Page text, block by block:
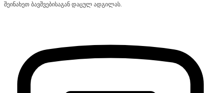
შეინახეთ ბავშვებისაგან დაცულ ადგილას.